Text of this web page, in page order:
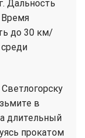
Дальность
Время
до 30 км/
в
длительный
прокатом